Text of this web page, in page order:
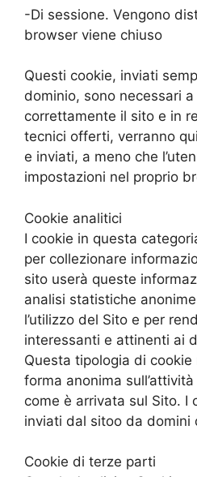
-Di sessione. Vengono
browser viene chiuso
Questi cookie, inviati
dominio, sono necessari
correttamente il sito e in
tecnici offerti, verranno
e inviati, a meno che
impostazioni nel proprio
Cookie analitici
I cookie in questa
per collezionare
sito userà queste
analisi statistiche
l’utilizzo del Sito e per
interessanti e attinenti ai
Questa tipologia di
forma anonima sull’attività
come è arrivata sul Sito. I
inviati dal sitoo da domini
Cookie di terze parti